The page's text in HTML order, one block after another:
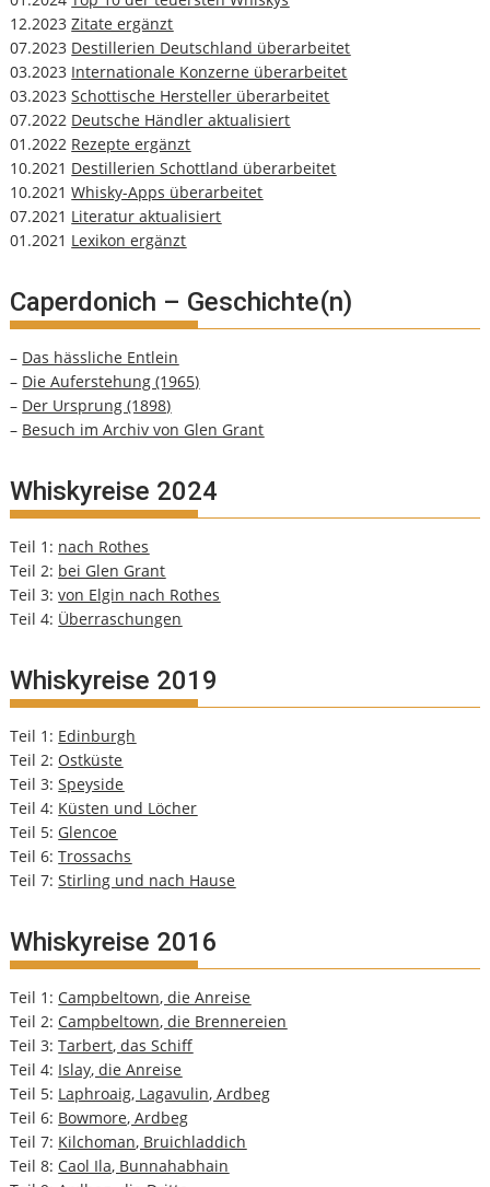
12.2023Zitate ergänzt
07.2023 Destillerien Deutschland überarbeitet
03.2023 Internationale Konzerne überarbeitet
03.2023Schottische Hersteller überarbeitet
07.2022 Deutsche Händler aktualisiert
01.2022 Rezepte ergänzt
10.2021 Destillerien Schottland überarbeitet
10.2021Whisky-Apps überarbeitet
07.2021 Literatur aktualisiert
01.2021 Lexikon ergänzt
Caperdonich – Geschichte(n)
– Das hässliche Entlein
– Die Auferstehung (1965)
– Der Ursprung (1898)
– Besuch im Archiv von Glen Grant
Whiskyreise 2024
Teil 1: nach Rothes
Teil 2: bei Glen Grant
Teil 3:von Elgin nach Rothes
Teil 4: Überraschungen
Whiskyreise 2019
Teil 1: Edinburgh
Teil 2: Ostküste
Teil 3:Speyside
Teil 4: Küsten und Löcher
Teil 5: Glencoe
Teil 6:Trossachs
Teil 7:Stirling und nach Hause
Whiskyreise 2016
Teil 1: Campbeltown, die Anreise
Teil 2: Campbeltown, die Brennereien
Teil 3:Tarbert, das Schiff
Teil 4: Islay, die Anreise
Teil 5: Laphroaig, Lagavulin, Ardbeg
Teil 6: Bowmore, Ardbeg
Teil 7: Kilchoman, Bruichladdich
Teil 8: Caol Ila, Bunnahabhain